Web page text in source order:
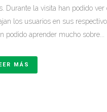
Durante la visita han podido ver
los usuarios en sus
podido aprender mucho sobre...
MÁS